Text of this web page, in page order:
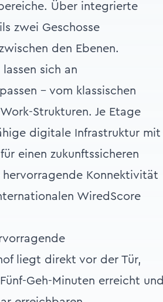
Über integrierte
zwei Geschosse
den Ebenen.
sich an
– vom klassischen
Strukturen. Je Etage
digitale Infrastruktur mit
einen zukunftssicheren
Konnektivität
WiredScore
liegt direkt vor der Tür,
Geh-Minuten erreicht und